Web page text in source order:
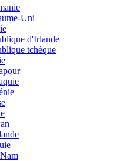
Uni
d'Irlande
tchèque